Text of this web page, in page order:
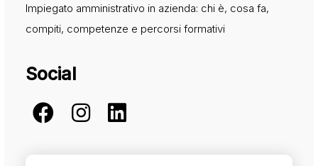
Impiegato amministrativo in azienda: chi è, cosa fa,
compiti, competenze e percorsi formativi
Social